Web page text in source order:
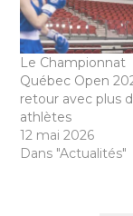
Le Championnat
Québec Open
retour avec plus
athlètes
12 mai 2026
Dans "Actualités"